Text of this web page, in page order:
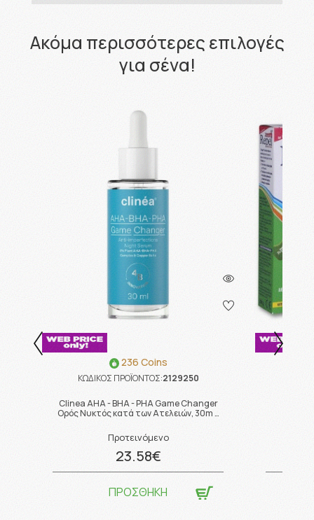
Ακόμα περισσότερες επιλογές
για σένα!
236 Coins
ΚΩΔΙΚΟΣ ΠΡΟΪΟΝΤΟΣ:2129250
Clinea AHA - BHA - PHA Game Changer
Ορός Νυκτός κατά των Ατελειών, 30m …
Προτεινόμενο
23.58€
ΠΡΟΣΘΗΚΗ